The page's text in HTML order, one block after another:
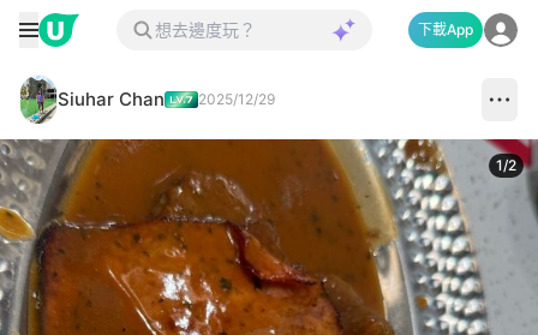
下載App
Siuhar Chan 2025/12/29
1/2